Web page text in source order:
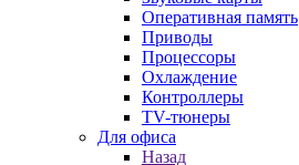
Оперативная память
Приводы
Процессоры
Охлаждение
Контроллеры
TV-тюнеры
Для офиса
Назад